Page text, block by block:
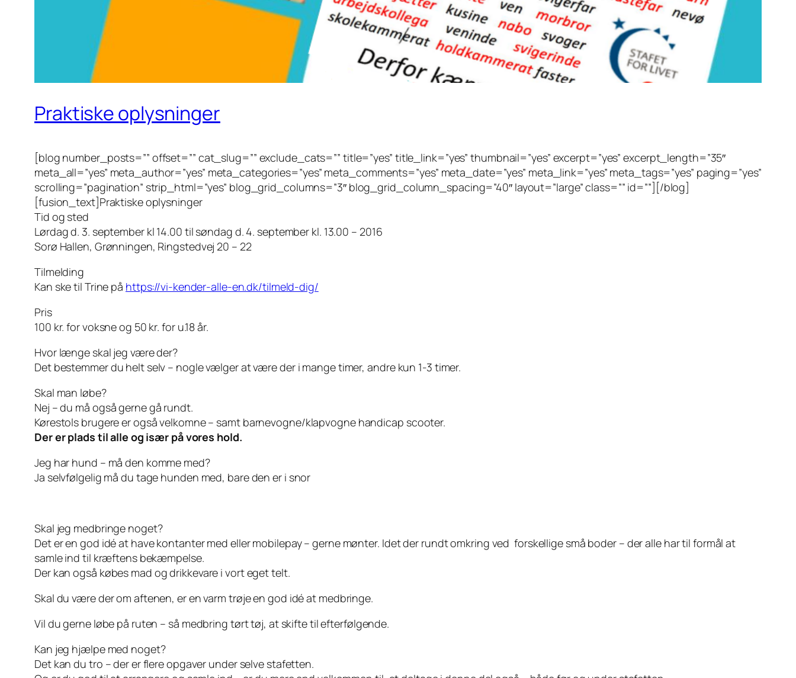
Praktiske oplysninger
[blog number_posts=”” offset=”” cat_slug=”” exclude_cats=”” title=”yes” title_link=”yes” thumbnail=”yes” excerpt=”yes” excerpt_length=”35″
meta_all=”yes” meta_author=”yes” meta_categories=”yes” meta_comments=”yes” meta_date=”yes” meta_link=”yes” meta_tags=”yes” paging=”yes”
scrolling=”pagination” strip_html=”yes” blog_grid_columns=”3″ blog_grid_column_spacing=”40″ layout=”large” class=”” id=””][/blog]
[fusion_text]Praktiske oplysninger
Tid og sted
Lørdag d. 3. september kl 14.00 til søndag d. 4. september kl. 13.00 – 2016
Sorø Hallen, Grønningen, Ringstedvej 20 – 22
Tilmelding
Kan ske til Trine på https://vi-kender-alle-en.dk/tilmeld-dig/
Pris
100 kr. for voksne og 50 kr. for u.18 år.
Hvor længe skal jeg være der?
Det bestemmer du helt selv – nogle vælger at være der i mange timer, andre kun 1-3 timer.
Skal man løbe?
Nej – du må også gerne gå rundt.
Kørestols brugere er også velkomne – samt barnevogne/klapvogne handicap scooter.
Der er plads til alle og især på vores hold.
Jeg har hund – må den komme med?
Ja selvfølgelig må du tage hunden med, bare den er i snor
Skal jeg medbringe noget?
Det er en god idé at have kontanter med eller mobilepay – gerne mønter. Idet der rundt omkring ved forskellige små boder – der alle har til formål at
samle ind til kræftens bekæmpelse.
Der kan også købes mad og drikkevare i vort eget telt.
Skal du være der om aftenen, er en varm trøje en god idé at medbringe.
Vil du gerne løbe på ruten – så medbring tørt tøj, at skifte til efterfølgende.
Kan jeg hjælpe med noget?
Det kan du tro – der er flere opgaver under selve stafetten.